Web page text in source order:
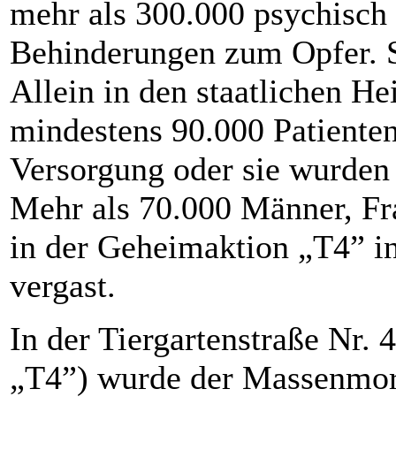
mehr als 300.000
Behinderungen zum Opfer.
Allein in den staatlichen
mindestens 90.000
Versorgung oder sie
Mehr als 70.000 Männer,
in der Geheimaktion „T4”
vergast.
In der Tiergartenstraße Nr.
„T4”) wurde der